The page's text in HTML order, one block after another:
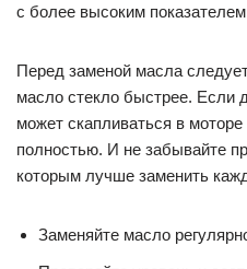
с более высоким показателем
Перед заменой масла
масло стекло быстрее. Если
может скапливаться в моторе
полностью. И не забывайте
которым лучше заменить
Заменяйте масло